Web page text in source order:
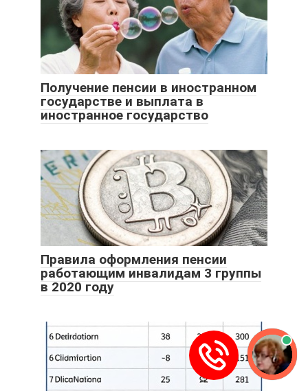
Получение пенсии в иностранном
государстве и выплата в
иностранное государство
Правила оформления пенсии
работающим инвалидам 3 группы
в 2020 году